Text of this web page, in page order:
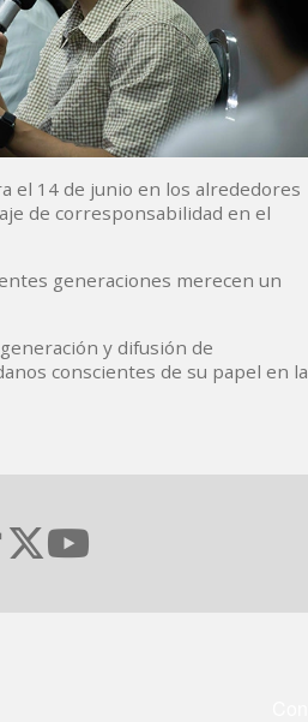
el 14 de junio en los alrededores
de corresponsabilidad en el
generaciones merecen un
y difusión de
conscientes de su papel en la